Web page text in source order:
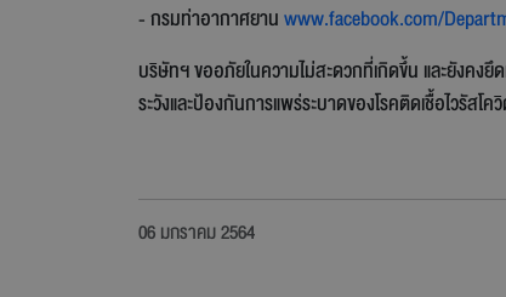
- กรมท่าอากาศยานwww.facebook.com/
บริษัทฯ ขออภัยในความไม่สะดวกที่เกิดขึ้น และยังคง
ระวังและป้องกันการแพร่ระบาดของโรคติดเชื้อไวรัสโ
06 มกราคม 2564